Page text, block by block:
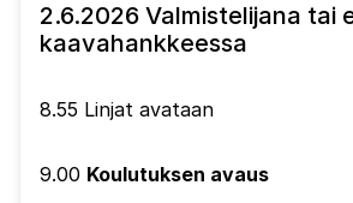
2.6.2026 Valmistelijana tai
kaavahankkeessa
8.55 Linjat avataan
9.00 Koulutuksen avaus